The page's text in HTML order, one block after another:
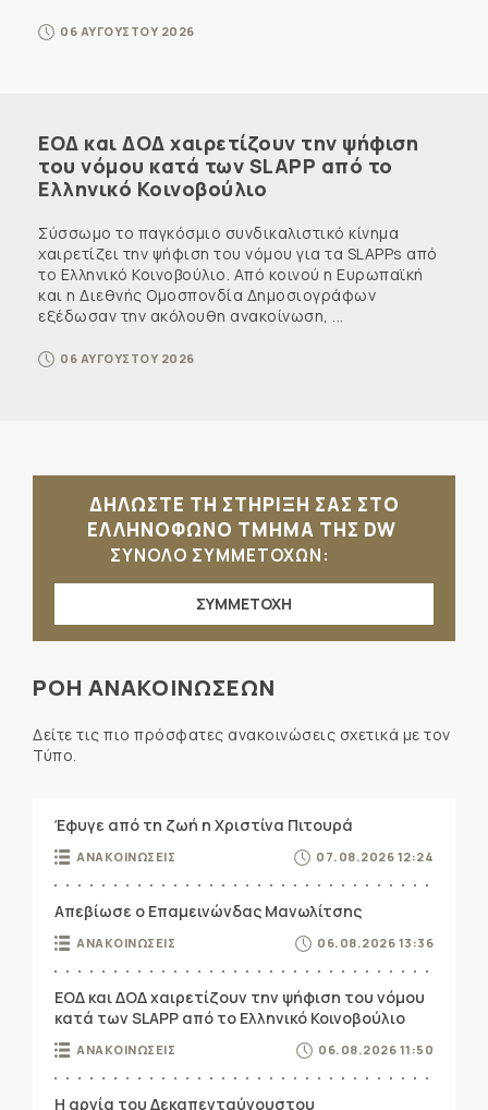
06 ΑΥΓΟΥΣΤΟΥ 2026
ΕΟΔ και ΔΟΔ χαιρετίζουν την ψήφιση
του νόμου κατά των SLAPP από το
Ελληνικό Κοινοβούλιο
Σύσσωμο το παγκόσμιο συνδικαλιστικό κίνημα
χαιρετίζει την ψήφιση του νόμου για τα SLAPPs από
το Ελληνικό Κοινοβούλιο. Από κοινού η Ευρωπαϊκή
και η Διεθνής Ομοσπονδία Δημοσιογράφων
εξέδωσαν την ακόλουθη ανακοίνωση, ...
06 ΑΥΓΟΥΣΤΟΥ 2026
ΔΗΛΩΣΤΕ ΤΗ ΣΤΗΡΙΞΗ ΣΑΣ ΣΤΟ
ΕΛΛΗΝΟΦΩΝΟ ΤΜΗΜΑ ΤΗΣ DW
ΣΥΝΟΛΟ ΣΥΜΜΕΤΟΧΩΝ:
ΣΥΜΜΕΤΟΧΗ
ΡΟΗ ΑΝΑΚΟΙΝΩΣΕΩΝ
Δείτε τις πιο πρόσφατες ανακοινώσεις σχετικά με τον
Τύπο.
Έφυγε από τη ζωή η Χριστίνα Πιτουρά
ΑΝΑΚΟΙΝΩΣΕΙΣ 07.08.2026 12:24
Απεβίωσε ο Επαμεινώνδας Μανωλίτσης
ΑΝΑΚΟΙΝΩΣΕΙΣ 06.08.2026 13:36
ΕΟΔ και ΔΟΔ χαιρετίζουν την ψήφιση του νόμου
κατά των SLAPP από το Ελληνικό Κοινοβούλιο
ΑΝΑΚΟΙΝΩΣΕΙΣ 06.08.2026 11:50
Η αργία του Δεκαπενταύγουστου